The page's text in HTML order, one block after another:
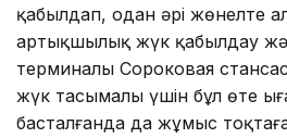
қабылдап, одан әрі жөнелте
артықшылық жүк қабылдау
терминалы Сороковая
жүк тасымалы үшін бұл өте
басталғанда да жұмыс